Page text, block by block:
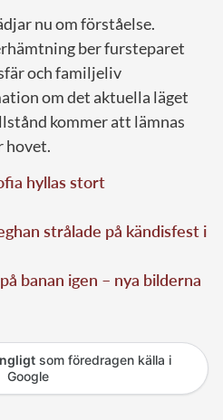
nu om förståelse.
ber fursteparet
och familjeliv
om det aktuella läget
kommer att lämnas
hovet.
hyllas stort
strålade på kändisfest i
banan igen – nya bilderna
som föredragen källa i
Google